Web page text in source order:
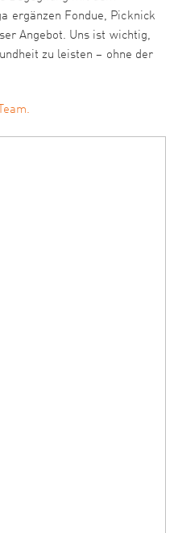
ergänzen Fondue, Picknick
Angebot. Uns ist wichtig,
zu leisten – ohne der